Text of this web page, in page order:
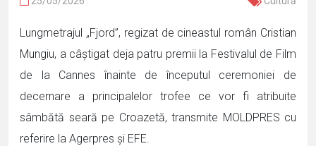
Lungmetrajul „Fjord”, regizat de cineastul român Cristian
Mungiu, a câștigat deja patru premii la Festivalul de Film
de la Cannes înainte de începutul ceremoniei de
decernare a principalelor trofee ce vor fi atribuite
sâmbătă seară pe Croazetă, transmite MOLDPRES cu
referire la Agerpres și EFE.